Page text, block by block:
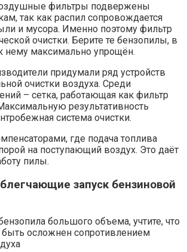
фильтры подвержены
так как распил сопровождается
и мусора. Именно поэтому фильтр
очистки. Берите те бензопилы, в
нему максимально упрощён.
придумали ряд устройств
очистки воздуха. Среди
– сетка, работающая как фильтр
результативность
система очистки.
где подача топлива
на поступающий воздух. Это даёт
пилы.
запуск бензиновой
большого объема, учтите, что
осложнен сопротивлением